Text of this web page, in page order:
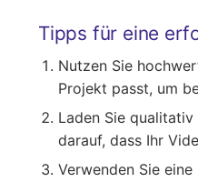
Tipps für eine
Nutzen Sie
Projekt passt, um
Laden Sie
darauf, dass Ihr
Verwenden Sie